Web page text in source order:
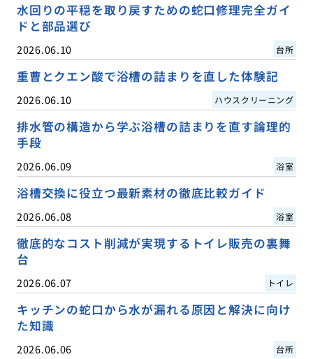
水回りの平穏を取り戻すための蛇口修理完全ガイ
ドと部品選び
2026.06.10 台所
重曹とクエン酸で浴槽の詰まりを直した体験記
2026.06.10 ハウスクリーニング
排水管の構造から学ぶ浴槽の詰まりを直す論理的
手段
2026.06.09 浴室
浴槽交換に役立つ最新素材の徹底比較ガイド
2026.06.08 浴室
徹底的なコスト削減が実現するトイレ販売の裏舞
台
2026.06.07 トイレ
キッチンの蛇口から水が漏れる原因と解決に向け
た知識
2026.06.06 台所